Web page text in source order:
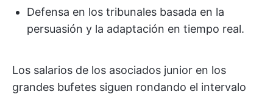
Defensa en los tribunales basada en la
persuasión y la adaptación en tiempo real.
Los salarios de los asociados junior en los
grandes bufetes siguen rondando el intervalo